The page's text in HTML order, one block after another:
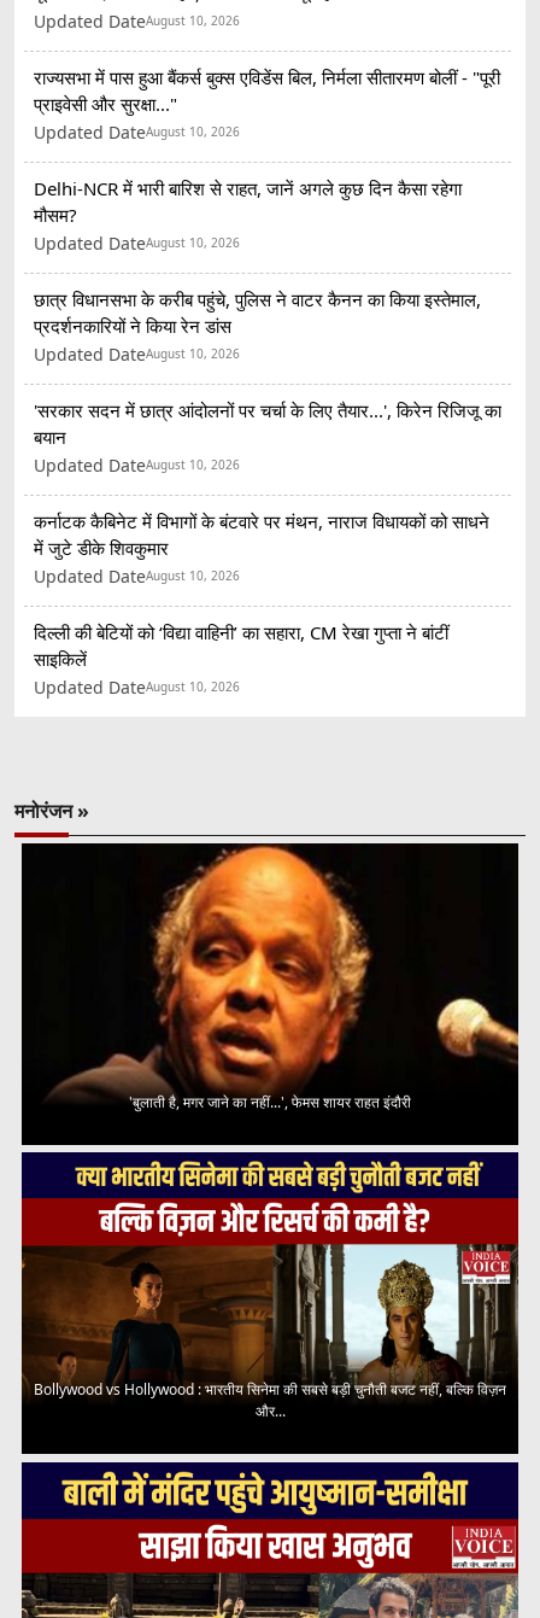
Updated DateAugust 10, 2026
राज्यसभा में पास हुआ बैंकर्स बुक्स एविडेंस बिल, निर्मला सीतारमण बोलीं - "पूरी
प्राइवेसी और सुरक्षा..."
Updated DateAugust 10, 2026
Delhi-NCR में भारी बारिश से राहत, जानें अगले कुछ दिन कैसा रहेगा
मौसम?
Updated DateAugust 10, 2026
छात्र विधानसभा के करीब पहुंचे, पुलिस ने वाटर कैनन का किया इस्तेमाल,
प्रदर्शनकारियों ने किया रेन डांस
Updated DateAugust 10, 2026
'सरकार सदन में छात्र आंदोलनों पर चर्चा के लिए तैयार...', किरेन रिजिजू का
बयान
Updated DateAugust 10, 2026
कर्नाटक कैबिनेट में विभागों के बंटवारे पर मंथन, नाराज विधायकों को साधने
में जुटे डीके शिवकुमार
Updated DateAugust 10, 2026
दिल्ली की बेटियों को ‘विद्या वाहिनी’ का सहारा, CM रेखा गुप्ता ने बांटीं
साइकिलें
Updated DateAugust 10, 2026
मनोरंजन »
'बुलाती है, मगर जाने का नहीं...', फेमस शायर राहत इंदौरी
Bollywood vs Hollywood : भारतीय सिनेमा की सबसे बड़ी चुनौती बजट नहीं, बल्कि विज़न
और...